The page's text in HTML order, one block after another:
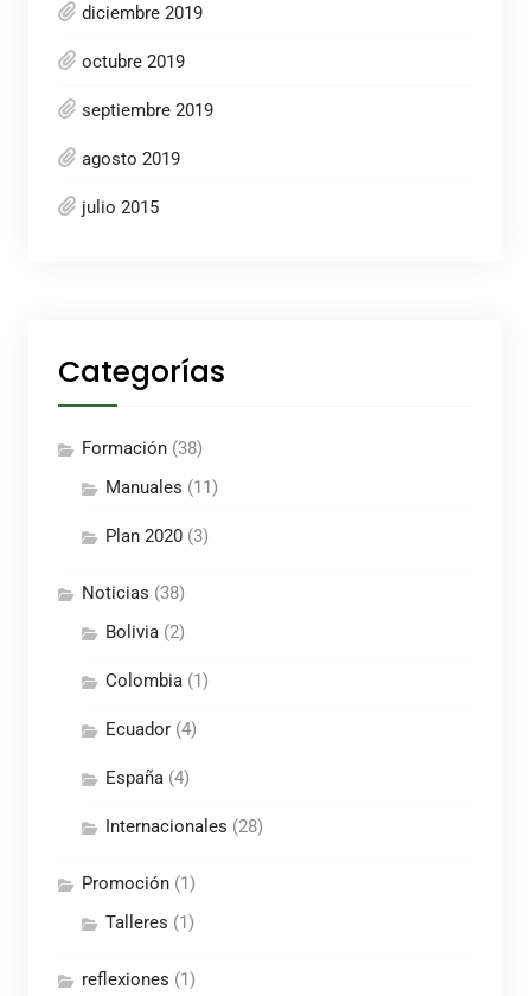
diciembre 2019
octubre 2019
septiembre 2019
agosto 2019
julio 2015
Categorías
Formación(38)
Manuales (11)
Plan 2020(3)
Noticias (38)
Bolivia(2)
Colombia(1)
Ecuador(4)
España(4)
Internacionales (28)
Promoción(1)
Talleres (1)
reflexiones (1)